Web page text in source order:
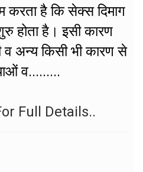
करता है कि सेक्स दिमाग
होता है। इसी कारण
व अन्य किसी भी कारण से
व.........
Full Details..